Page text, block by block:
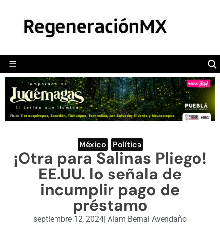
☰
POLÍTICA
CAMALEÓN
OPINIÓN
DEPORTES
ENGLISH SECTION
VIDEOS
México Política
¡Otra para Salinas Pliego!
EE.UU. lo señala de
incumplir pago de
préstamo
septiembre 12, 2024| Alam Bernal Avendaño